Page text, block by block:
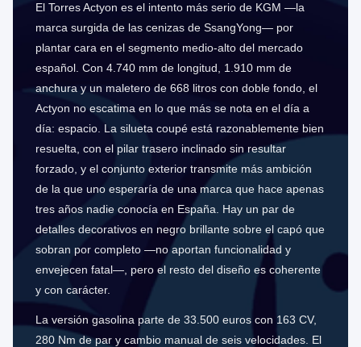
El Torres Actyon es el intento más serio de KGM —la
marca surgida de las cenizas de SsangYong— por
plantar cara en el segmento medio-alto del mercado
español. Con 4.740 mm de longitud, 1.910 mm de
anchura y un maletero de 668 litros con doble fondo, el
Actyon no escatima en lo que más se nota en el día a
día: espacio. La silueta coupé está razonablemente bien
resuelta, con el pilar trasero inclinado sin resultar
forzado, y el conjunto exterior transmite más ambición
de la que uno esperaría de una marca que hace apenas
tres años nadie conocía en España. Hay un par de
detalles decorativos en negro brillante sobre el capó que
sobran por completo —no aportan funcionalidad y
envejecen fatal—, pero el resto del diseño es coherente
y con carácter.
La versión gasolina parte de 33.500 euros con 163 CV,
280 Nm de par y cambio manual de seis velocidades. El